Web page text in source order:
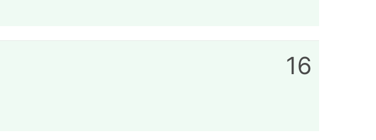
16